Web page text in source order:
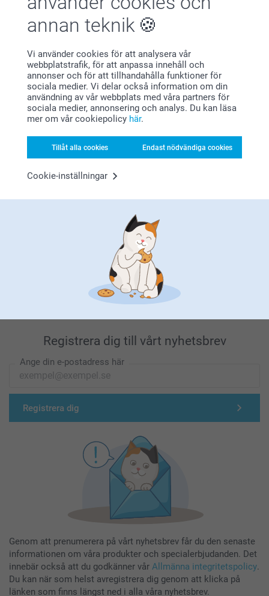
annan teknik
Vi använder cookies för att analysera vår
webbplatstrafik, för att anpassa innehåll och
annonser och för att tillhandahålla funktioner för
sociala medier. Vi delar också information om din
användning av vår webbplats med våra partners för
sociala medier, annonsering och analys. Du kan läsa
mer om vår cookiepolicy här.
Tillåt alla cookies Endast nödvändiga cookies
Cookie-inställningar
Bonus på alla dina köp
Förstklassig kundservice
Registrera dig till vårt nyhetsbrev
Ange din e-postadress här
Registrera dig
Genom att prenumerera på vårt nyhetsbrev får du den senaste
informationen om våra produkter och specialerbjudanden. Det
innebär också att du godkänner vår Allmänna integritetspolicy.
Du kan när som helst avregistrera dig genom att klicka på
länken som finns längst ned i alla våra nyhetsbrev.